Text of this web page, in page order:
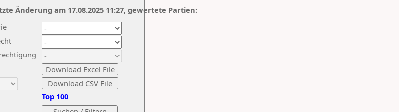
Top 100
Änderung am 17.08.2025 11:27, gewertete Partien: